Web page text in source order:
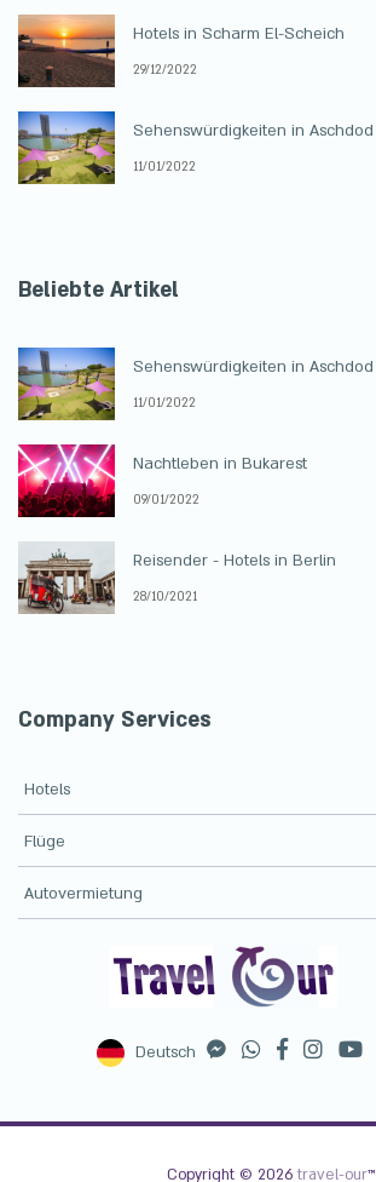
Hotels in Scharm El-Scheich
29/12/2022
Sehenswürdigkeiten in Aschdod
11/01/2022
Beliebte Artikel
Sehenswürdigkeiten in Aschdod
11/01/2022
Nachtleben in Bukarest
09/01/2022
Reisender - Hotels in Berlin
28/10/2021
Company Services
Hotels
Flüge
Autovermietung
Deutsch
Copyright © 2026 travel-our™